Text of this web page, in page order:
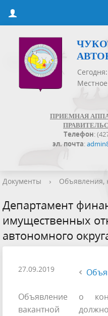
ПРИЕМНАЯ
Телефон:
эл. почта:
Документы › Объявления,
Департамент
имущественных
автономного
27.09.2019
Объявление о
вакантной